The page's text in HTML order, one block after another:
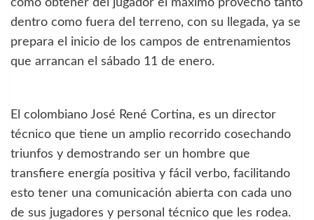
cómo obtener del jugador el máximo provecho tanto
dentro como fuera del terreno, con su llegada, ya se
prepara el inicio de los campos de entrenamientos
que arrancan el sábado 11 de enero.
El colombiano José René Cortina, es un director
técnico que tiene un amplio recorrido cosechando
triunfos y demostrando ser un hombre que
transfiere energía positiva y fácil verbo, facilitando
esto tener una comunicación abierta con cada uno
de sus jugadores y personal técnico que les rodea.